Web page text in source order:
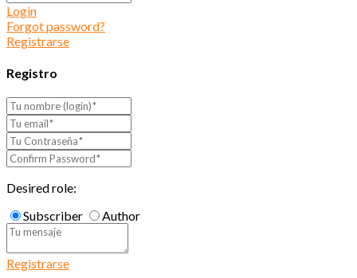
Login
Forgot password?
Registrarse
Registro
Desired role:
Subscriber
Author
Registrarse